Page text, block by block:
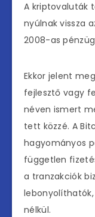
A kriptovaluták
nyúlnak vissza
2008-as
Ekkor jelent
fejlesztő vagy
néven ismert
tett közzé. A
hagyományos
független
a tranzakciók
nélkül.